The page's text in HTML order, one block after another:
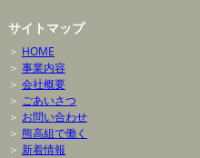
サイトマップ
＞ HOME
＞ 事業内容
＞ 会社概要
＞ ごあいさつ
＞ お問い合わせ
＞ 熊高組で働く
＞ 新着情報